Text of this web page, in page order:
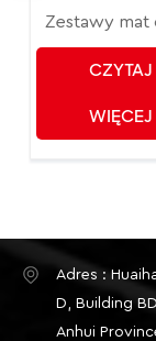
podłogowa
100w/
CZYTAJ
WIĘCEJ
Adres :
D, Building
Anhui